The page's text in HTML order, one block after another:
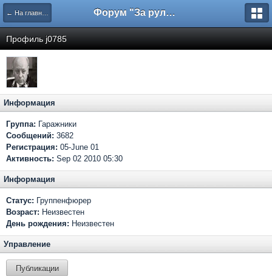
← На главную Форум "За рулем"
Профиль j0785
Информация
Группа: Гаражники
Сообщений: 3682
Регистрация: 05-June 01
Активность: Sep 02 2010 05:30
Информация
Статус: Группенфюрер
Возраст: Неизвестен
День рождения: Неизвестен
Управление
Публикации